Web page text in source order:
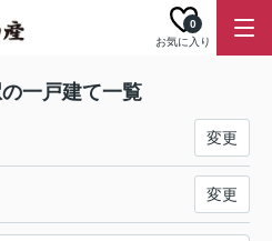
お気に入り
0
一戸建て一覧
変更
変更